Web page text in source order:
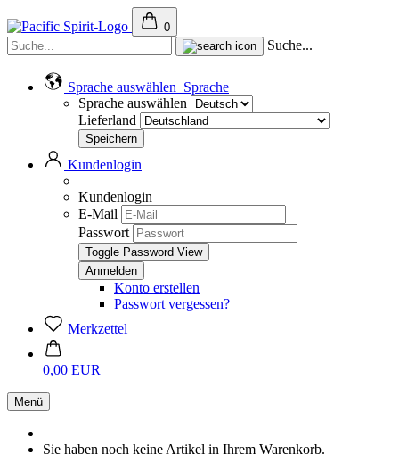
0
Suche...
Sprache auswählen Sprache
Sprache auswählen
Lieferland
Kundenlogin
Kundenlogin
E-Mail
Passwort
Toggle Password View
Konto erstellen
Passwort vergessen?
Merkzettel
0,00 EUR
Menü
Sie haben noch keine Artikel in Ihrem Warenkorb.